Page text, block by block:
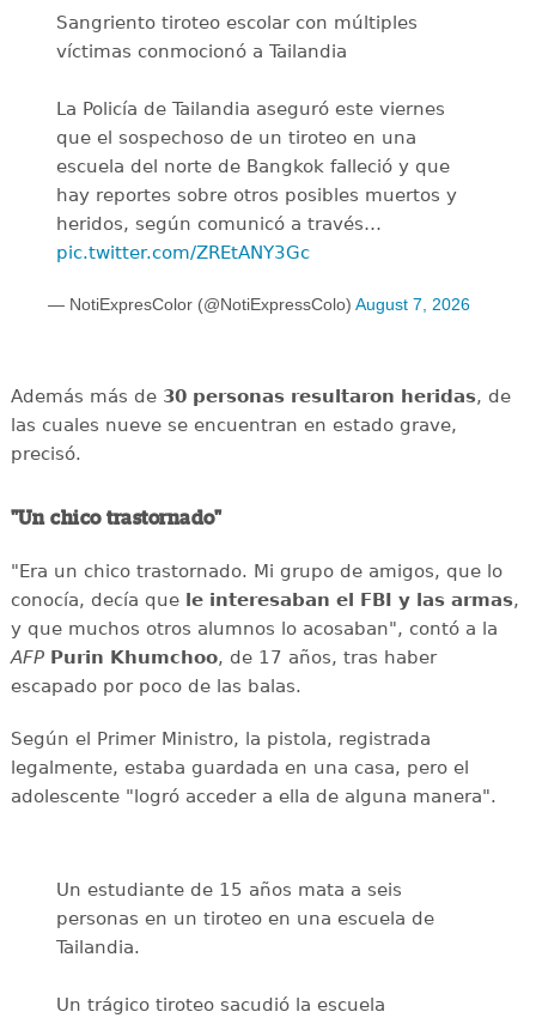
Sangriento tiroteo escolar con múltiples
víctimas conmocionó a Tailandia
La Policía de Tailandia aseguró este viernes
que el sospechoso de un tiroteo en una
escuela del norte de Bangkok falleció y que
hay reportes sobre otros posibles muertos y
heridos, según comunicó a través…
pic.twitter.com/ZREtANY3Gc
— NotiExpresColor (@NotiExpressColo) August 7, 2026
Además más de 30 personas resultaron heridas, de
las cuales nueve se encuentran en estado grave,
precisó.
"Un chico trastornado"
"Era un chico trastornado. Mi grupo de amigos, que lo
conocía, decía que le interesaban el FBI y las armas,
y que muchos otros alumnos lo acosaban", contó a la
AFP Purin Khumchoo, de 17 años, tras haber
escapado por poco de las balas.
Según el Primer Ministro, la pistola, registrada
legalmente, estaba guardada en una casa, pero el
adolescente "logró acceder a ella de alguna manera".
Un estudiante de 15 años mata a seis
personas en un tiroteo en una escuela de
Tailandia.
Un trágico tiroteo sacudió la escuela